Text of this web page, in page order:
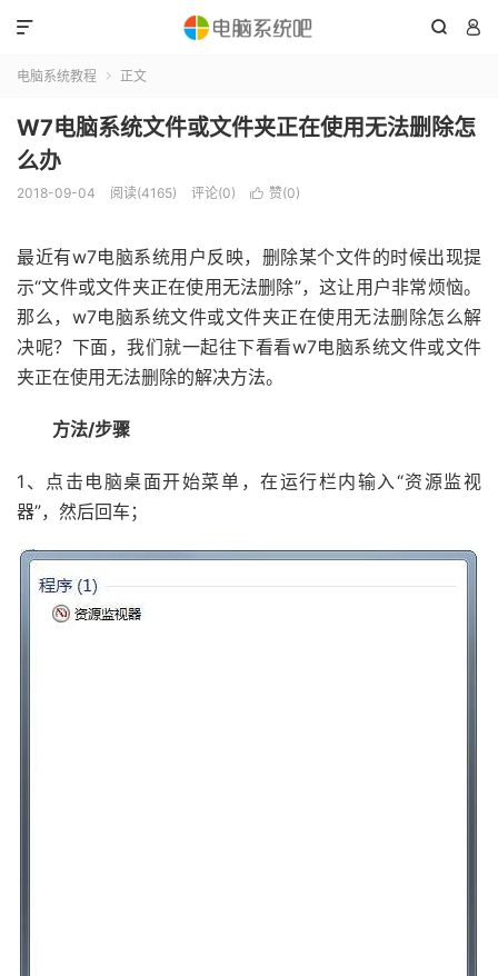
 

电脑系统教程  正文
W7电脑系统文件或文件夹正在使用无法删除怎
么办
2018-09-04 阅读(4165) 评论(0)  赞(0)
最近有w7电脑系统用户反映，删除某个文件的时候出现提
示“文件或文件夹正在使用无法删除”，这让用户非常烦恼。
那么，w7电脑系统文件或文件夹正在使用无法删除怎么解
决呢？下面，我们就一起往下看看w7电脑系统文件或文件
夹正在使用无法删除的解决方法。
方法/步骤
1、点击电脑桌面开始菜单，在运行栏内输入“资源监视
器”，然后回车；